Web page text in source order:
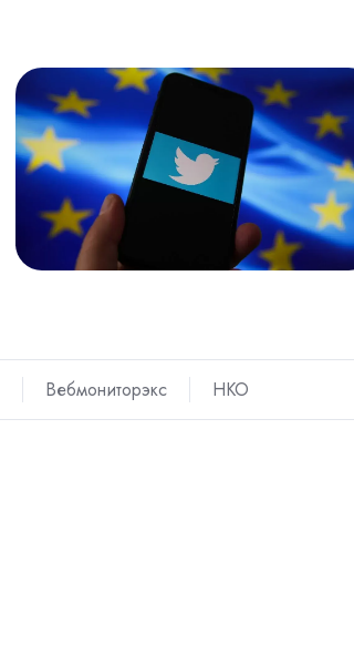
Вебмониторэкс НКО